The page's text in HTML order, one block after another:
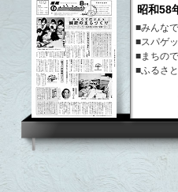
昭和58
■みんな
■スパゲ
■まちの
■ふるさ